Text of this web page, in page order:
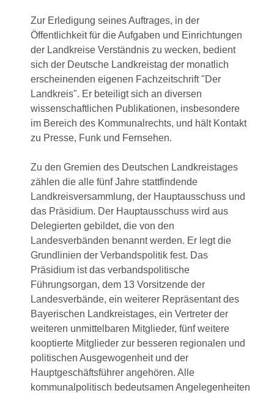
Zur Erledigung seines Auftrages, in der
Öffentlichkeit für die Aufgaben und Einrichtungen
der Landkreise Verständnis zu wecken, bedient
sich der Deutsche Landkreistag der monatlich
erscheinenden eigenen Fachzeitschrift "Der
Landkreis". Er beteiligt sich an diversen
wissenschaftlichen Publikationen, insbesondere
im Bereich des Kommunalrechts, und hält Kontakt
zu Presse, Funk und Fernsehen.
Zu den Gremien des Deutschen Landkreistages
zählen die alle fünf Jahre stattfindende
Landkreisversammlung, der Hauptausschuss und
das Präsidium. Der Hauptausschuss wird aus
Delegierten gebildet, die von den
Landesverbänden benannt werden. Er legt die
Grundlinien der Verbandspolitik fest. Das
Präsidium ist das verbandspolitische
Führungsorgan, dem 13 Vorsitzende der
Landesverbände, ein weiterer Repräsentant des
Bayerischen Landkreistages, ein Vertreter der
weiteren unmittelbaren Mitglieder, fünf weitere
kooptierte Mitglieder zur besseren regionalen und
politischen Ausgewogenheit und der
Hauptgeschäftsführer angehören. Alle
kommunalpolitisch bedeutsamen Angelegenheiten